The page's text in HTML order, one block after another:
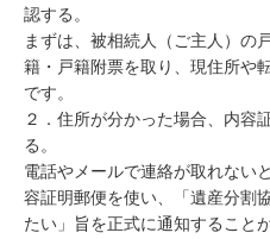
認する。
まずは、被相続人（ご主人）の
籍・戸籍附票を取り、現住所や
です。
２．住所が分かった場合、内容
る。
電話やメールで連絡が取れない
容証明郵便を使い、「遺産分割
たい」旨を正式に通知すること